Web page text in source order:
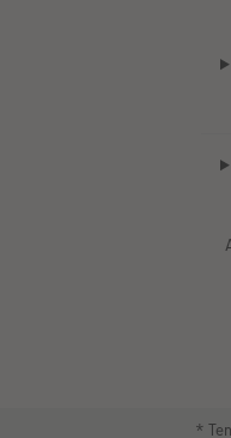
*